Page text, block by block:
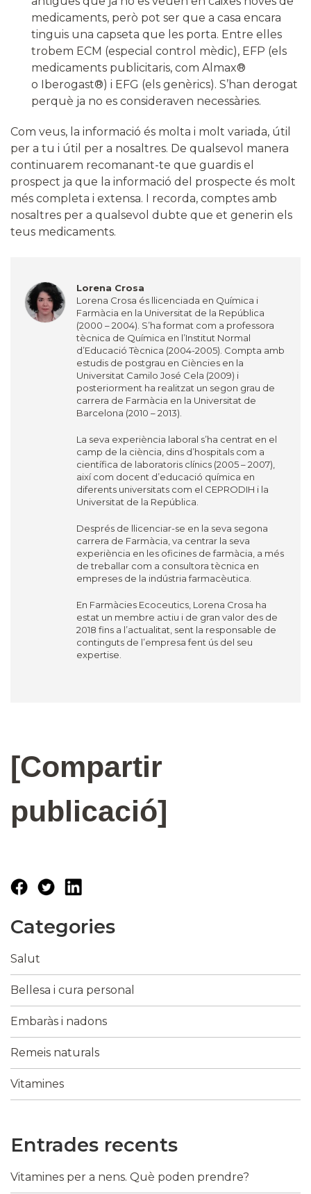
medicaments, però pot ser que a casa encara
tinguis una capseta que les porta. Entre elles
trobem ECM (especial control mèdic), EFP (els
medicaments publicitaris, com Almax®
o Iberogast®) i EFG (els genèrics). S’han derogat
perquè ja no es consideraven necessàries.
Com veus, la informació és molta i molt variada, útil
per a tu i útil per a nosaltres. De qualsevol manera
continuarem recomanant-te que guardis el
prospect ja que la informació del prospecte és molt
més completa i extensa. I recorda, comptes amb
nosaltres per a qualsevol dubte que et generin els
teus medicaments.
Lorena Crosa
Lorena Crosa és llicenciada en Química i
Farmàcia en la Universitat de la República
(2000 – 2004). S’ha format com a professora
tècnica de Química en l’Institut Normal
d’Educació Tècnica (2004-2005). Compta amb
estudis de postgrau en Ciències en la
Universitat Camilo José Cela (2009) i
posteriorment ha realitzat un segon grau de
carrera de Farmàcia en la Universitat de
Barcelona (2010 – 2013).
La seva experiència laboral s’ha centrat en el
camp de la ciència, dins d’hospitals com a
científica de laboratoris clínics (2005 – 2007),
així com docent d’educació química en
diferents universitats com el CEPRODIH i la
Universitat de la República.
Després de llicenciar-se en la seva segona
carrera de Farmàcia, va centrar la seva
experiència en les oficines de farmàcia, a més
de treballar com a consultora tècnica en
empreses de la indústria farmacèutica.
En Farmàcies Ecoceutics, Lorena Crosa ha
estat un membre actiu i de gran valor des de
2018 fins a l’actualitat, sent la responsable de
continguts de l’empresa fent ús del seu
expertise.
[Compartir
publicació]
Categories
Salut
Bellesa i cura personal
Embaràs i nadons
Remeis naturals
Vitamines
Entrades recents
Vitamines per a nens. Què poden prendre?